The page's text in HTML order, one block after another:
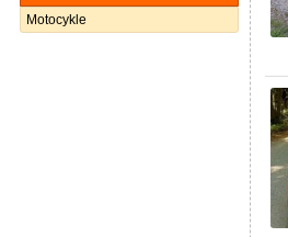
Motocykle